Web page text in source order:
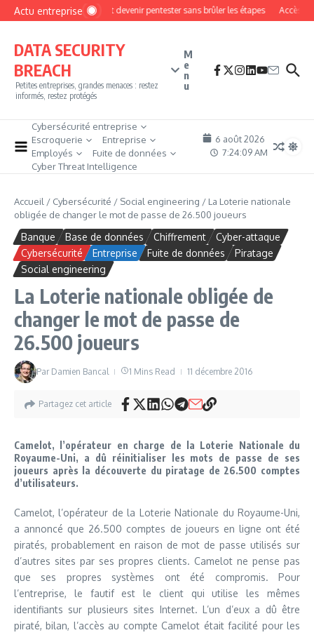
Aller au contenu
Actu entrepriseComment devenir pentester sans brûler les étapes Accès
DATA SECURITY
BREACH
Petites entreprises, grandes menaces : restez
informés, restez protégés
M
e
n
u
Cybersécurité entreprise
Escroquerie
Entreprise
Employés
Fuite de données
Cyber Threat Intelligence
6 août 2026
7:24:11 AM
Accueil / Cybersécurité / Social engineering / La Loterie nationale
obligée de changer le mot de passe de 26.500 joueurs
Banque Base de données Chiffrement
Cyber-attaque
Cybersécurité
Entreprise Fuite de données
Piratage
Social engineering
La Loterie nationale obligée de
changer le mot de passe de
26.500 joueurs
Par Damien Bancal 1 Mins Read 11 décembre 2016
Partagez cet article
Camelot, l’opérateur en charge de la Loterie Nationale du
Royaume-Uni, a dû réinitialiser les mots de passe de ses
joueurs après la découverte du piratage de 26.500 comptes
d’utilisateurs.
Camelot, l’opérateur de la Loterie Nationale du Royaume-Uni,
a annoncé que 26.500 comptes de joueurs en ligne ont été
piratés, probablement en raison de mot de passe utilisés sur
d’autres sites par ses propres clients. Camelot ne pense pas
que ses propres systèmes ont été compromis. Pour
l’entreprise, le fautif est le client qui utilise les mêmes
identifiants sur plusieurs sites Internet. L’un d’eux a dû être
piraté, bilan, l’accès au compte Camelot était facilité pour les